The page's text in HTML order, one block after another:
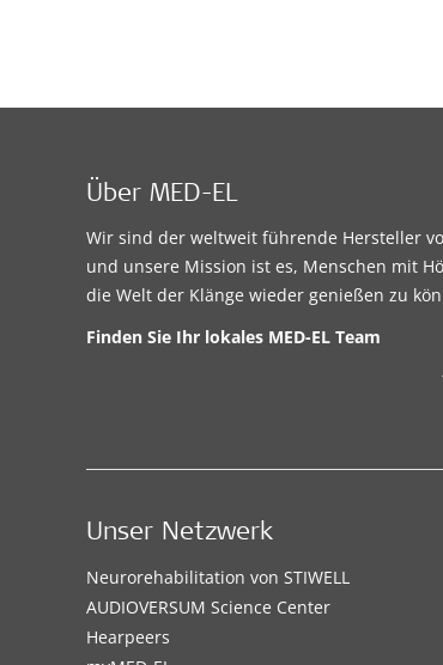
Über MED-EL
Wir sind der weltweit führende Hersteller
und unsere Mission ist es, Menschen mit
die Welt der Klänge wieder genießen zu
Finden Sie Ihr lokales MED-EL Team
Unser Netzwerk
Neurorehabilitation von STIWELL
AUDIOVERSUM Science Center
Hearpeers